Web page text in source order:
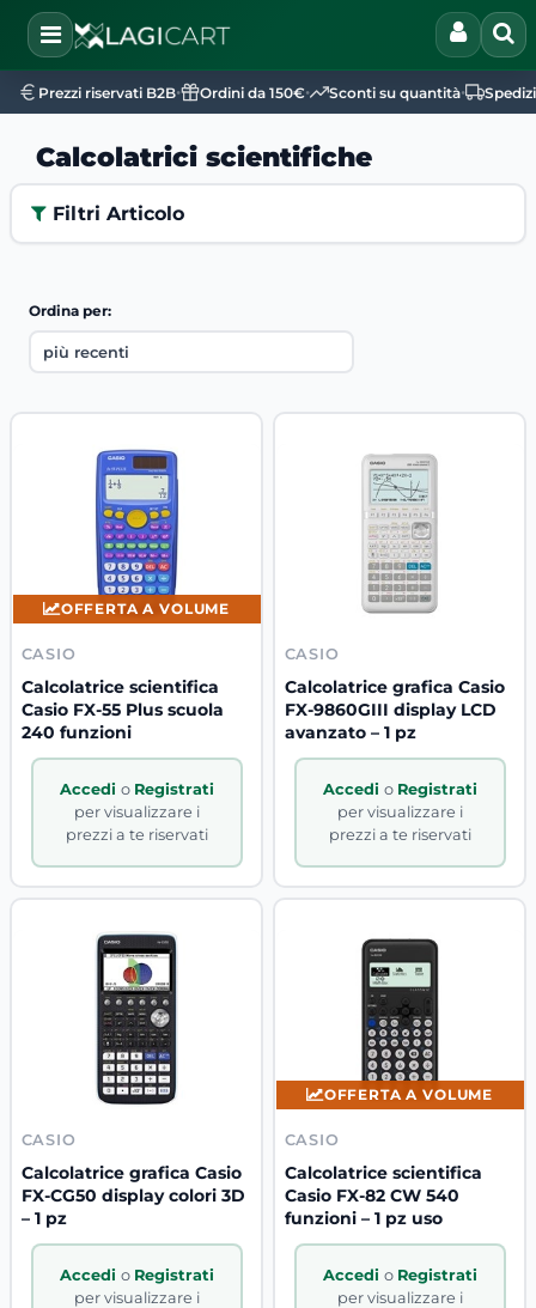
Open
Prezzi riservati B2B• Ordini da 150€• Sconti su quantità•
Calcolatrici scientifiche
Filtri Articolo
Ordina per:
OFFERTA A VOLUME
CASIO
Calcolatrice scientifica
Casio FX-55 Plus scuola
240 funzioni
Accedi o Registrati
per visualizzare i
prezzi a te riservati
CASIO
Calcolatrice grafica Casio
FX-9860GIII display LCD
avanzato – 1 pz
Accedi o Registrati
per visualizzare i
prezzi a te riservati
CASIO
Calcolatrice grafica Casio
FX-CG50 display colori 3D
– 1 pz
Accedi o Registrati
per visualizzare i
OFFERTA A VOLUME
CASIO
Calcolatrice scientifica
Casio FX-82 CW 540
funzioni – 1 pz uso
Accedi o Registrati
per visualizzare i